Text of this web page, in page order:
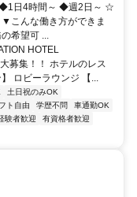
◆1日4時間～ ◆週2日～ ☆
こんな働き方ができま
希望可 ...
HOTEL
募集！！ ホテルのレス
ロビーラウンジ 【...
土日祝のみOK
ト自由 学歴不問
車通勤OK
験者歓迎
有資格者歓迎